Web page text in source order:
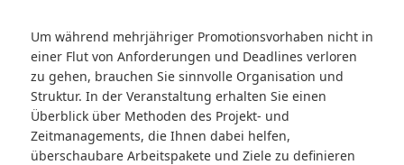
Um während mehrjähriger Promotionsvorhaben nicht in
einer Flut von Anforderungen und Deadlines verloren
zu gehen, brauchen Sie sinnvolle Organisation und
Struktur. In der Veranstaltung erhalten Sie einen
Überblick über Methoden des Projekt- und
Zeitmanagements, die Ihnen dabei helfen,
überschaubare Arbeitspakete und Ziele zu definieren